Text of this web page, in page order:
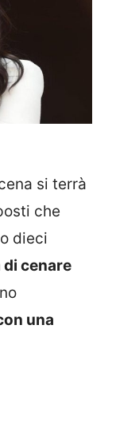
si terrà
che
dieci
cenare
una